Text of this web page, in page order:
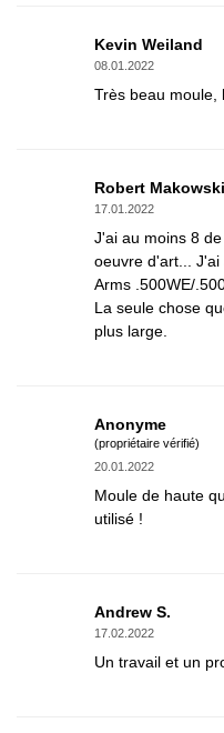
Kevin Weiland
08.01.2022
Très beau moule,
Robert Makowski
17.01.2022
J'ai au moins 8
oeuvre d'art...
Arms .500WE/
La seule chose
plus large.
Anonyme
(propriétaire vérifié)
20.01.2022
Moule de haute
utilisé !
Andrew S.
17.02.2022
Un travail et un